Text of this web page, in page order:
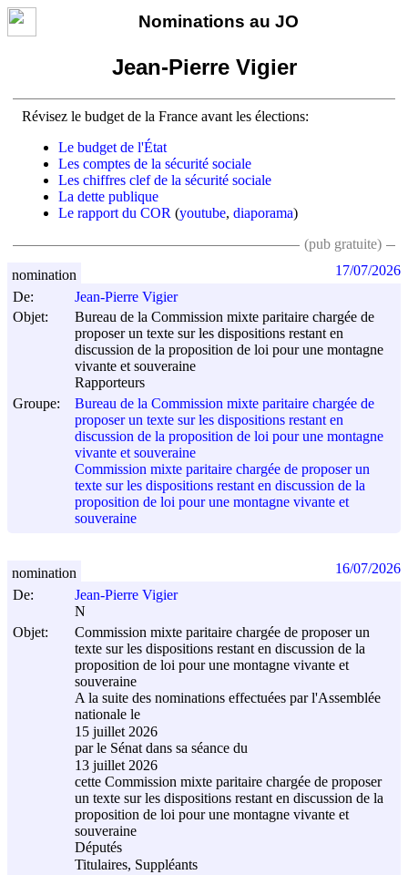
Nominations au JO
Jean-Pierre Vigier
Révisez le budget de la France avant les élections:
Le budget de l'État
Les comptes de la sécurité sociale
Les chiffres clef de la sécurité sociale
La dette publique
Le rapport du COR (youtube, diaporama)
(pub gratuite)
De:
Jean-Pierre Vigier
Objet:
Bureau de la Commission mixte paritaire chargée de
proposer un texte sur les dispositions restant en
discussion de la proposition de loi pour une montagne
vivante et souveraine
Rapporteurs
Groupe:
Bureau de la Commission mixte paritaire chargée de
proposer un texte sur les dispositions restant en
discussion de la proposition de loi pour une montagne
vivante et souveraine
Commission mixte paritaire chargée de proposer un
texte sur les dispositions restant en discussion de la
proposition de loi pour une montagne vivante et
souveraine
nomination 17/07/2026
De:
Jean-Pierre Vigier
N
Objet:
Commission mixte paritaire chargée de proposer un
texte sur les dispositions restant en discussion de la
proposition de loi pour une montagne vivante et
souveraine
A la suite des nominations effectuées par l'Assemblée
nationale le
15 juillet 2026
par le Sénat dans sa séance du
13 juillet 2026
cette Commission mixte paritaire chargée de proposer
un texte sur les dispositions restant en discussion de la
proposition de loi pour une montagne vivante et
souveraine
Députés
Titulaires, Suppléants
nomination 16/07/2026